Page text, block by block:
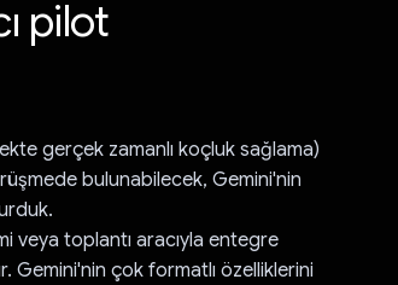
pilot
gerçek zamanlı koçluk sağlama)
bulunabilecek, Gemini'nin
veya toplantı aracıyla entegre
Gemini'nin çok formatlı özelliklerini